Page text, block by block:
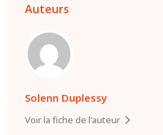
Auteurs
Solenn Duplessy
Voir la fiche de l’auteur